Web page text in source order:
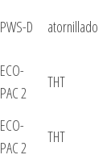
PWS-D atornillado
ECO-
PAC 2
THT
ECO-
PAC 2
THT